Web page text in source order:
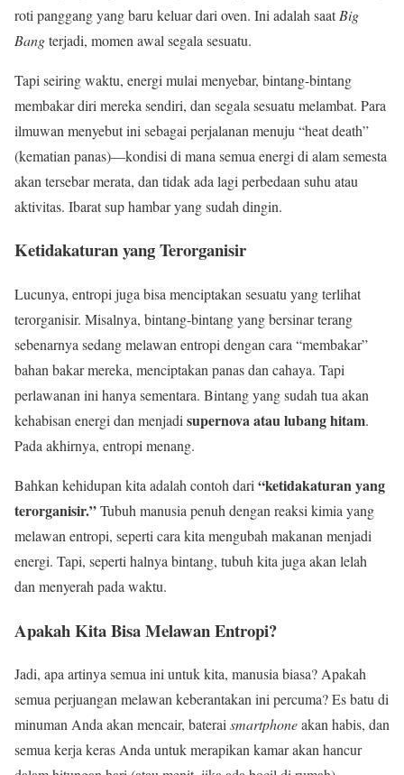
roti panggang yang baru keluar dari oven. Ini adalah saatBig
Bangterjadi, momen awal segala sesuatu.
Tapi seiring waktu, energi mulai menyebar, bintang-bintang
membakar diri mereka sendiri, dan segala sesuatu melambat. Para
ilmuwan menyebut ini sebagai perjalanan menuju “heat death”
(kematian panas)—kondisi di mana semua energi di alam semesta
akan tersebar merata, dan tidak ada lagi perbedaan suhu atau
aktivitas. Ibarat sup hambar yang sudah dingin.
Ketidakaturan yang Terorganisir
Lucunya, entropi juga bisa menciptakan sesuatu yang terlihat
terorganisir. Misalnya, bintang-bintang yang bersinar terang
sebenarnya sedang melawan entropi dengan cara “membakar”
bahan bakar mereka, menciptakan panas dan cahaya. Tapi
perlawanan ini hanya sementara. Bintang yang sudah tua akan
kehabisan energi dan menjadi supernova atau lubang hitam.
Pada akhirnya, entropi menang.
Bahkan kehidupan kita adalah contoh dari “ketidakaturan yang
terorganisir.”Tubuh manusia penuh dengan reaksi kimia yang
melawan entropi, seperti cara kita mengubah makanan menjadi
energi. Tapi, seperti halnya bintang, tubuh kita juga akan lelah
dan menyerah pada waktu.
Apakah Kita Bisa Melawan Entropi?
Jadi, apa artinya semua ini untuk kita, manusia biasa? Apakah
semua perjuangan melawan keberantakan ini percuma? Es batu di
minuman Anda akan mencair, bateraismartphoneakan habis, dan
semua kerja keras Anda untuk merapikan kamar akan hancur